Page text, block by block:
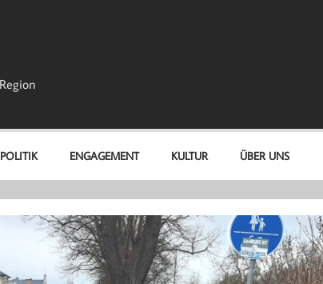
POLITIK ENGAGEMENT KULTUR ÜBER UNS